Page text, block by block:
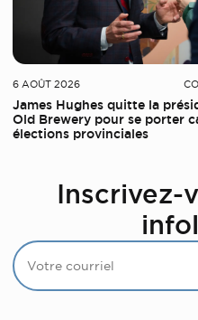
6 AOÛT 2026
James Hughes quitte la
Old Brewery pour se porter
élections provinciales
Inscrivez-